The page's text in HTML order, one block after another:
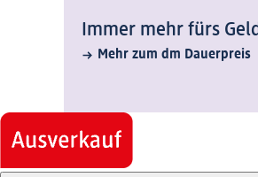
Immer mehr fürs
Mehr zum dm Dauerpreis